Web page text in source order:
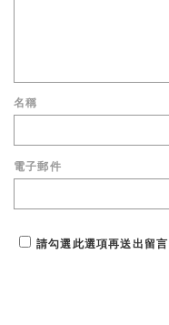
名稱
電子郵件
請勾選此選項再送出留言